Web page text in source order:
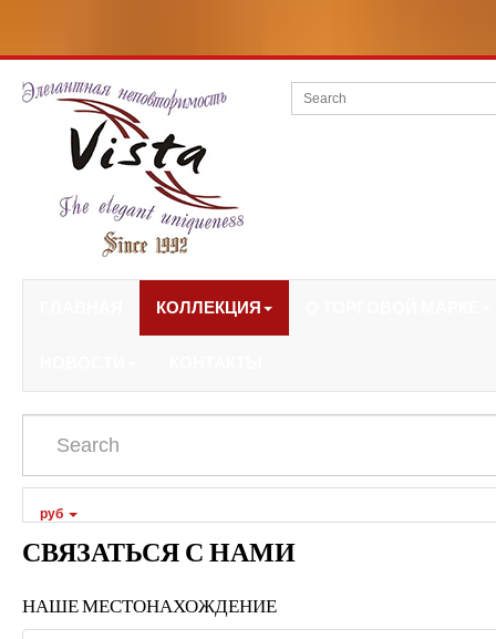
КОЛЛЕКЦИЯ
руб
СВЯЗАТЬСЯ С НАМИ
НАШЕ МЕСТОНАХОЖДЕНИЕ